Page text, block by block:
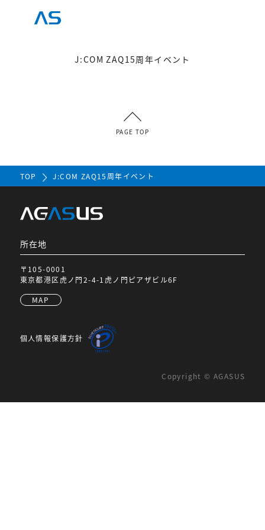
J:COM ZAQ15周年イベント
PAGE TOP
TOP J:COM ZAQ15周年イベント
所在地
〒105-0001
東京都港区虎ノ門2-4-1虎ノ門ピアザビル6F
MAP
個人情報保護方針
Copyright © AGASUS